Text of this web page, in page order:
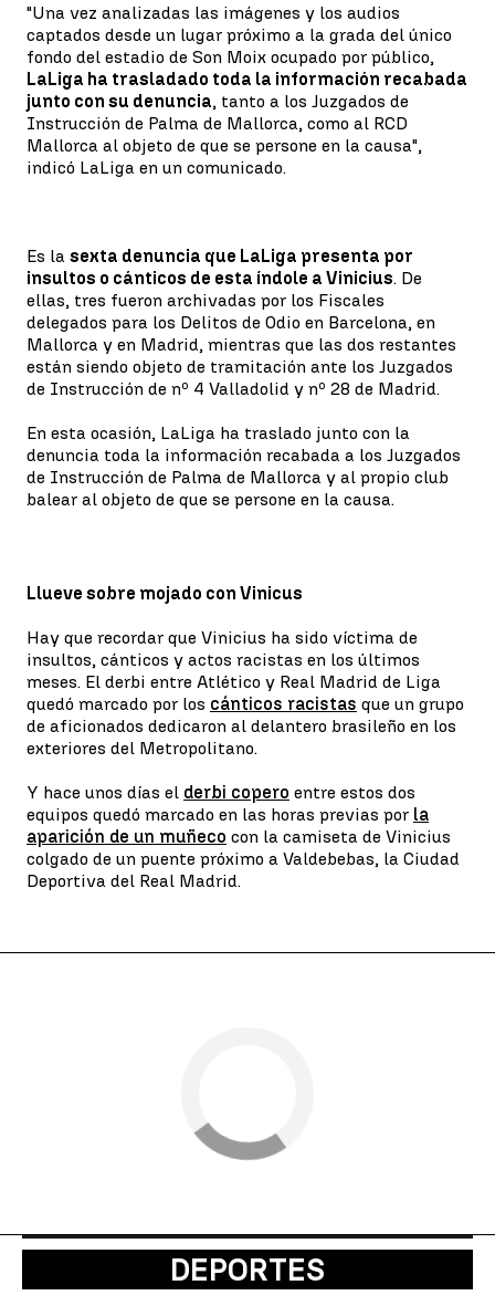
"Una vez analizadas las imágenes y los audios
captados desde un lugar próximo a la grada del único
fondo del estadio de Son Moix ocupado por público,
LaLiga ha trasladado toda la información recabada
junto con su denuncia, tanto a los Juzgados de
Instrucción de Palma de Mallorca, como al RCD
Mallorca al objeto de que se persone en la causa",
indicó LaLiga en un comunicado.
Es la sexta denuncia que LaLiga presenta por
insultos o cánticos de esta índole a Vinicius. De
ellas, tres fueron archivadas por los Fiscales
delegados para los Delitos de Odio en Barcelona, en
Mallorca y en Madrid, mientras que las dos restantes
están siendo objeto de tramitación ante los Juzgados
de Instrucción de nº 4 Valladolid y nº 28 de Madrid.
En esta ocasión, LaLiga ha traslado junto con la
denuncia toda la información recabada a los Juzgados
de Instrucción de Palma de Mallorca y al propio club
balear al objeto de que se persone en la causa.
Llueve sobre mojado con Vinicus
Hay que recordar que Vinicius ha sido víctima de
insultos, cánticos y actos racistas en los últimos
meses. El derbi entre Atlético y Real Madrid de Liga
quedó marcado por los cánticos racistas que un grupo
de aficionados dedicaron al delantero brasileño en los
exteriores del Metropolitano.
Y hace unos días el derbi copero entre estos dos
equipos quedó marcado en las horas previas por la
aparición de un muñeco con la camiseta de Vinicius
colgado de un puente próximo a Valdebebas, la Ciudad
Deportiva del Real Madrid.
DEPORTES